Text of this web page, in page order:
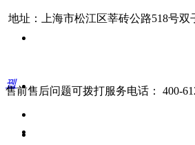
뀁
地址：上海市松江区莘砖公路518号双
售前售后问题可拨打服务电话： 400-